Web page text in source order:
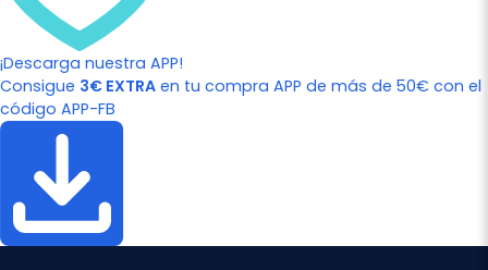
¡Descarga nuestra APP!
Consigue 3€ EXTRA en tu compra APP de más de 50€ con el
código APP-FB